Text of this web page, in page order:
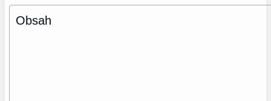
Obsah